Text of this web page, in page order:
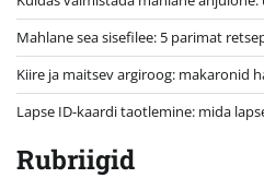
Mahlane sea sisefilee: 5 parimat
Kiire ja maitsev argiroog: makaronid
Lapse ID-kaardi taotlemine: mida
Rubriigid